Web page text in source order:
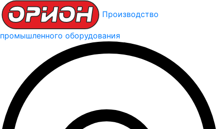
Производство
промышленного оборудования